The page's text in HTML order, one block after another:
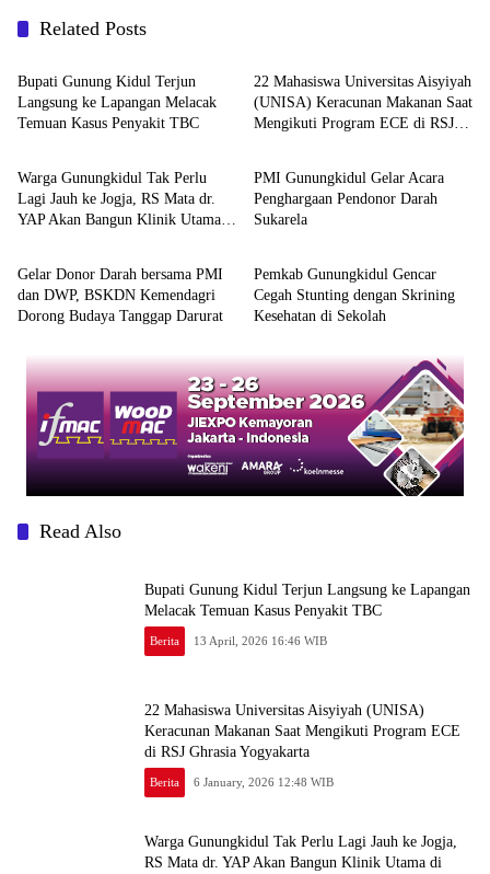
Related Posts
Berita
Bupati Gunung Kidul Terjun
Langsung ke Lapangan Melacak
Temuan Kasus Penyakit TBC
22 Mahasiswa Universitas Aisyiyah
(UNISA) Keracunan Makanan Saat
Mengikuti Program ECE di RSJ
Kesehatan
Warga Gunungkidul Tak Perlu
Lagi Jauh ke Jogja, RS Mata dr.
YAP Akan Bangun Klinik Utama
Kesehatan
PMI Gunungkidul Gelar Acara
Penghargaan Pendonor Darah
Sukarela
Kesehatan
Gelar Donor Darah bersama PMI
dan DWP, BSKDN Kemendagri
Dorong Budaya Tanggap Darurat
Kesehatan
Pemkab Gunungkidul Gencar
Cegah Stunting dengan Skrining
Kesehatan di Sekolah
Read Also
Bupati Gunung Kidul Terjun Langsung ke Lapangan
Melacak Temuan Kasus Penyakit TBC
Berita 13 April, 2026 16:46 WIB
22 Mahasiswa Universitas Aisyiyah (UNISA)
Keracunan Makanan Saat Mengikuti Program ECE
di RSJ Ghrasia Yogyakarta
Berita 6 January, 2026 12:48 WIB
Warga Gunungkidul Tak Perlu Lagi Jauh ke Jogja,
RS Mata dr. YAP Akan Bangun Klinik Utama di